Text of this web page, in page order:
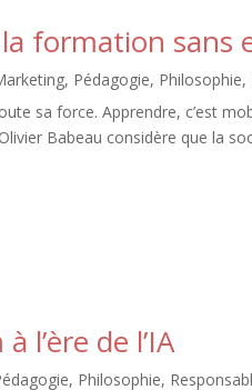
formation sans
, Pédagogie, Philosophie,
sa force. Apprendre, c’est
Babeau considère que la
l’ère de l’IA
, Philosophie,